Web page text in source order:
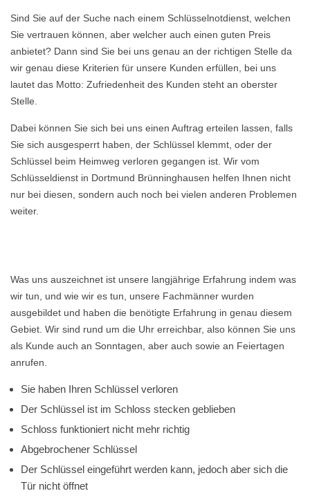
Sind Sie auf der Suche nach einem Schlüsselnotdienst, welchen
Sie vertrauen können, aber welcher auch einen guten Preis
anbietet? Dann sind Sie bei uns genau an der richtigen Stelle da
wir genau diese Kriterien für unsere Kunden erfüllen, bei uns
lautet das Motto: Zufriedenheit des Kunden steht an oberster
Stelle.
Dabei können Sie sich bei uns einen Auftrag erteilen lassen, falls
Sie sich ausgesperrt haben, der Schlüssel klemmt, oder der
Schlüssel beim Heimweg verloren gegangen ist. Wir vom
Schlüsseldienst in Dortmund Brünninghausen helfen Ihnen nicht
nur bei diesen, sondern auch noch bei vielen anderen Problemen
weiter.
Was uns auszeichnet ist unsere langjährige Erfahrung indem was
wir tun, und wie wir es tun, unsere Fachmänner wurden
ausgebildet und haben die benötigte Erfahrung in genau diesem
Gebiet. Wir sind rund um die Uhr erreichbar, also können Sie uns
als Kunde auch an Sonntagen, aber auch sowie an Feiertagen
anrufen.
Sie haben Ihren Schlüssel verloren
Der Schlüssel ist im Schloss stecken geblieben
Schloss funktioniert nicht mehr richtig
Abgebrochener Schlüssel
Der Schlüssel eingeführt werden kann, jedoch aber sich die
Tür nicht öffnet